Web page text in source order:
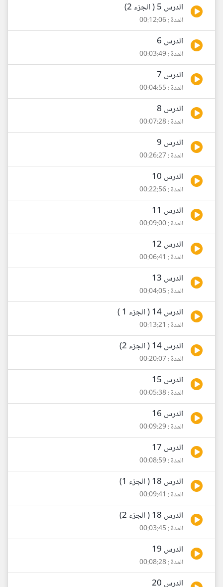
الدرس 5 ( الجزء 2)
المدة : 00:12:06
الدرس 6
المدة : 00:03:49
الدرس 7
المدة : 00:04:55
الدرس 8
المدة : 00:07:28
الدرس 9
المدة : 00:26:27
الدرس 10
المدة : 00:22:56
الدرس 11
المدة : 00:09:00
الدرس 12
المدة : 00:06:41
الدرس 13
المدة : 00:04:05
الدرس 14 ( الجزء 1 )
المدة : 00:13:21
الدرس 14 ( الجزء 2)
المدة : 00:20:07
الدرس 15
المدة : 00:05:38
الدرس 16
المدة : 00:09:29
الدرس 17
المدة : 00:08:59
الدرس 18 ( الجزء 1)
المدة : 00:09:41
الدرس 18 ( الجزء 2)
المدة : 00:03:45
الدرس 19
المدة : 00:08:28
الدرس 20